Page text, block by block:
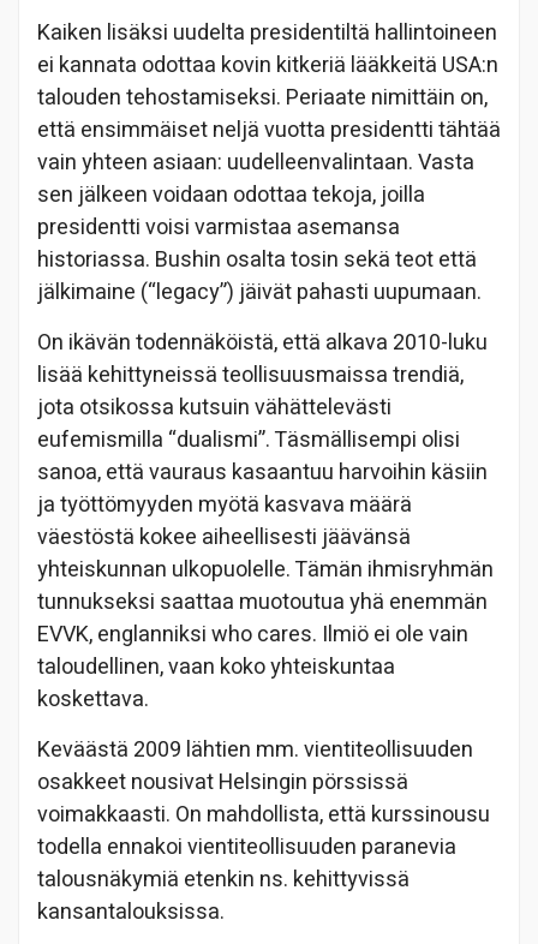
Kaiken lisäksi uudelta presidentiltä hallintoineen
ei kannata odottaa kovin kitkeriä lääkkeitä USA:n
talouden tehostamiseksi. Periaate nimittäin on,
että ensimmäiset neljä vuotta presidentti tähtää
vain yhteen asiaan: uudelleenvalintaan. Vasta
sen jälkeen voidaan odottaa tekoja, joilla
presidentti voisi varmistaa asemansa
historiassa. Bushin osalta tosin sekä teot että
jälkimaine (“legacy”) jäivät pahasti uupumaan.
On ikävän todennäköistä, että alkava 2010-luku
lisää kehittyneissä teollisuusmaissa trendiä,
jota otsikossa kutsuin vähättelevästi
eufemismilla “dualismi”. Täsmällisempi olisi
sanoa, että vauraus kasaantuu harvoihin käsiin
ja työttömyyden myötä kasvava määrä
väestöstä kokee aiheellisesti jäävänsä
yhteiskunnan ulkopuolelle. Tämän ihmisryhmän
tunnukseksi saattaa muotoutua yhä enemmän
EVVK, englanniksi who cares. Ilmiö ei ole vain
taloudellinen, vaan koko yhteiskuntaa
koskettava.
Keväästä 2009 lähtien mm. vientiteollisuuden
osakkeet nousivat Helsingin pörssissä
voimakkaasti. On mahdollista, että kurssinousu
todella ennakoi vientiteollisuuden paranevia
talousnäkymiä etenkin ns. kehittyvissä
kansantalouksissa.